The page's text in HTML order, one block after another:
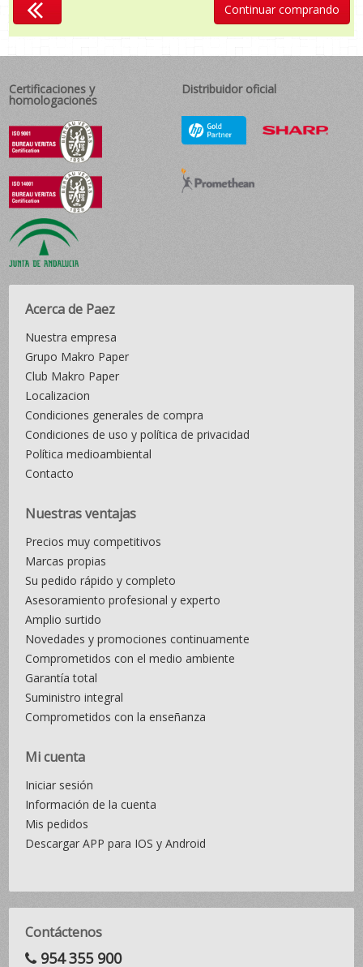
Continuar comprando
Certificaciones y
homologaciones
Distribuidor oficial
Acerca de Paez
Nuestra empresa
Grupo Makro Paper
Club Makro Paper
Localizacion
Condiciones generales de compra
Condiciones de uso y política de privacidad
Política medioambiental
Contacto
Nuestras ventajas
Precios muy competitivos
Marcas propias
Su pedido rápido y completo
Asesoramiento profesional y experto
Amplio surtido
Novedades y promociones continuamente
Comprometidos con el medio ambiente
Garantía total
Suministro integral
Comprometidos con la enseñanza
Mi cuenta
Iniciar sesión
Información de la cuenta
Mis pedidos
Descargar APP para IOS y Android
Contáctenos
954 355 900